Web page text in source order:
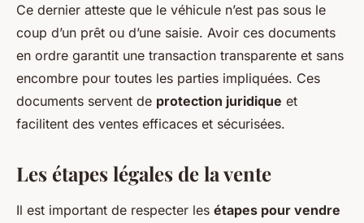
Ce dernier atteste que le véhicule n’est pas sous le
coup d’un prêt ou d’une saisie. Avoir ces documents
en ordre garantit une transaction transparente et sans
encombre pour toutes les parties impliquées. Ces
documents servent de protection juridique et
facilitent des ventes efficaces et sécurisées.
Les étapes légales de la vente
Il est important de respecter les étapes pour vendre